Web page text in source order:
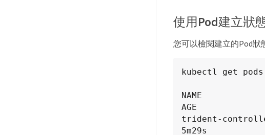
使用Pod建立狀
您可以檢閱建立的Pod狀
kubectl get
NAME
AGE
trident-
5m29s